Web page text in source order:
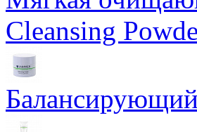
Cleansing